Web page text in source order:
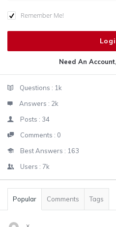
Remember Me!
Need An Account,
StatsQuestions : 1k
Answers : 2k
Posts : 34
Comments : 0
Best Answers : 163
Users : 7k
Popular Comments Tags